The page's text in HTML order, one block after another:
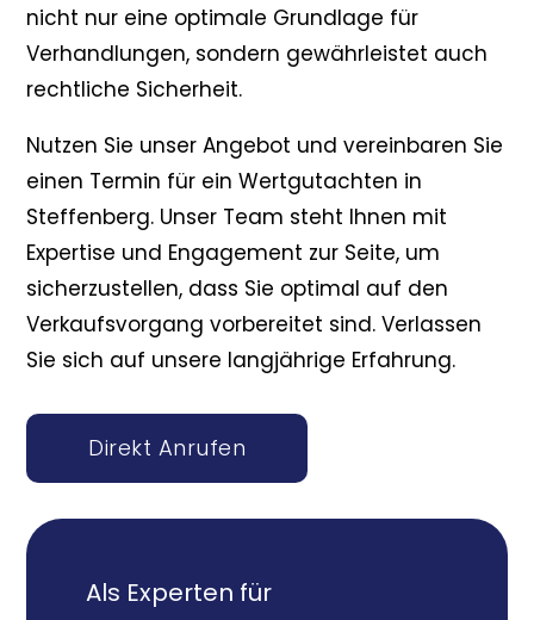
nicht nur eine optimale Grundlage für
Verhandlungen, sondern gewährleistet auch
rechtliche Sicherheit.
Nutzen Sie unser Angebot und vereinbaren Sie
einen Termin für ein Wertgutachten in
Steffenberg. Unser Team steht Ihnen mit
Expertise und Engagement zur Seite, um
sicherzustellen, dass Sie optimal auf den
Verkaufsvorgang vorbereitet sind. Verlassen
Sie sich auf unsere langjährige Erfahrung.
Direkt Anrufen
Als Experten für